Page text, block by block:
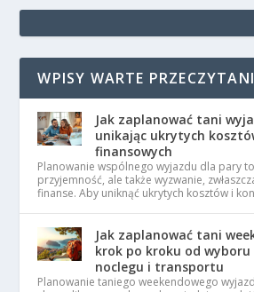
WPISY WARTE
Jak zaplanować tani
unikając ukrytych
finansowych
Planowanie wspólnego wyjazdu dla pary
przyjemność, ale także wyzwanie,
finanse. Aby uniknąć ukrytych kosztów i
Jak zaplanować tani
krok po kroku od wyboru
noclegu i transportu
Planowanie taniego weekendowego